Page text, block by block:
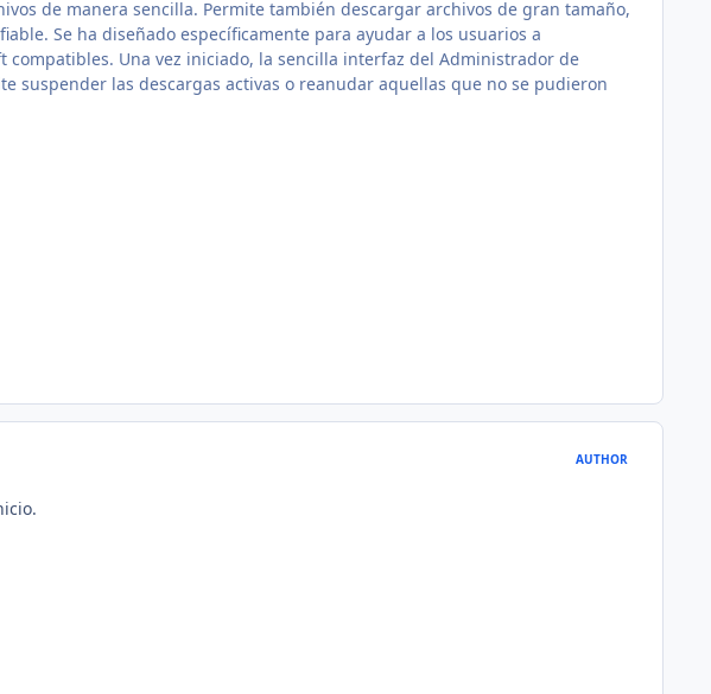
de manera sencilla. Permite también descargar archivos de gran tamaño,
Se ha diseñado específicamente para ayudar a los usuarios a
Una vez iniciado, la sencilla interfaz del Administrador de
suspender las descargas activas o reanudar aquellas que no se pudieron
AUTHOR